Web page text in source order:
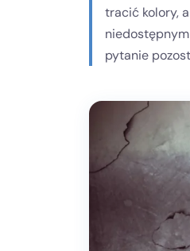
tracić kolory,
pytanie